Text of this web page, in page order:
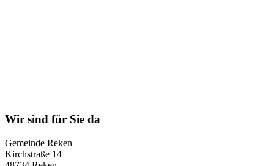
Wir sind für Sie da
Gemeinde Reken
Kirchstraße 14